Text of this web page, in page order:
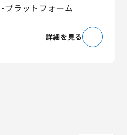
プラットフォーム
詳細を見る